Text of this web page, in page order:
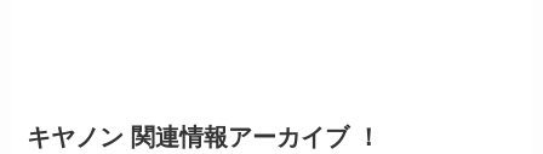
キヤノン 関連情報アーカイブ ！